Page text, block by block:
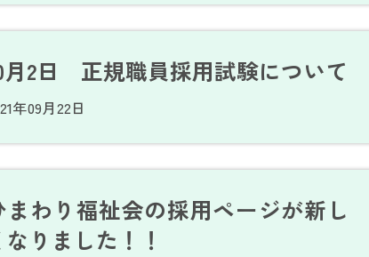
月2日 正規職員採用試験について
年09月22日
まわり福祉会の採用ページが新し
なりました！！